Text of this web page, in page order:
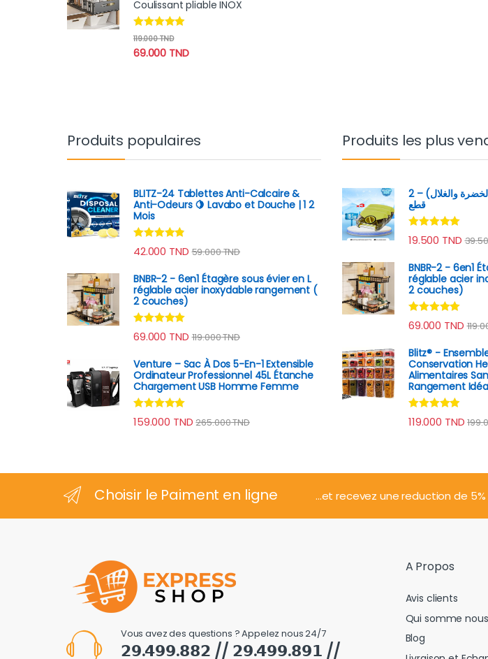
Coulissant pliable INOX
Note4.75
69.000 TND
119.000TND
Produits populaires
BLITZ-24 Tablettes Anti-Calcaire &
Anti-Odeurs 🍋 Lavabo et Douche | 1 2
Mois
Note4.70
sur 5
42.000 TND 59.000TND
BNBR-2 - 6en1 Étagère sous évier en L
réglable acier inoxydable rangement (
2 couches)
Note4.79
sur 5
69.000 TND 119.000TND
Venture – Sac À Dos 5-En-1 Extensible
Ordinateur Professionnel 45L Étanche
Chargement USB Homme Femme
Note4.80
sur 5
159.000 TND 265.000TND
Produits les plus
قشارة 4 في 1 (للسمك، الخضرة والغلال) – 2
قطع
Note4.89
sur 5
19.500 TND
BNBR-2 - 6en1
réglable acier
2 couches)
Note4.79
sur 5
69.000 TND
Blitz® -
Conservation
Alimentaires
Rangement
Note4.74
sur 5
119.000 TND
Choisir le Paiment en ligne ...et recevez une reduction de 5%
Vous avez des questions ? Appelez nous 24/7
𝟮𝟵.𝟰𝟵𝟵.𝟴𝟴𝟮 // 𝟮𝟵.𝟰𝟵𝟵.𝟴𝟵𝟭 //
A Propos
Avis clients
Qui somme nous
Blog